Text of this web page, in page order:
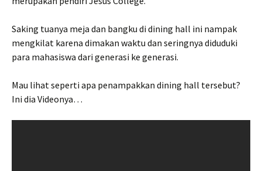
Saking tuanya meja dan bangku di dining hall ini nampak
mengkilat karena dimakan waktu dan seringnya diduduki
para mahasiswa dari generasi ke generasi.
Mau lihat seperti apa penampakkan dining hall tersebut?
Ini dia Videonya…